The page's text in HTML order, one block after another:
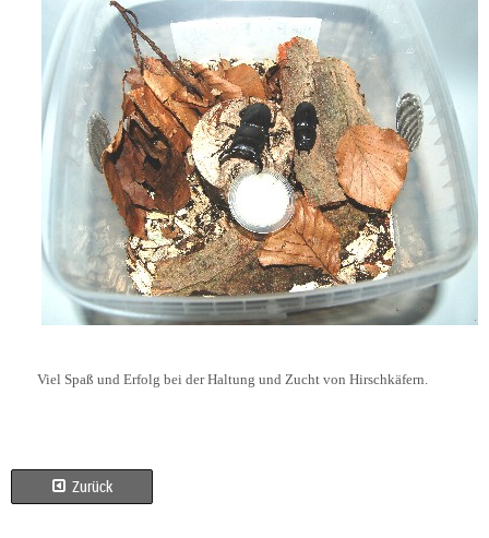
Viel Spaß und Erfolg bei der Haltung und Zucht von Hirschkäfern.
Zurück